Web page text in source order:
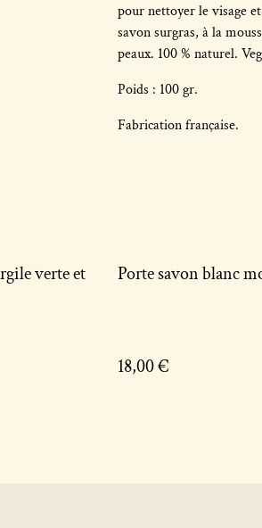
pour nettoyer le visage
savon surgras, à la
peaux. 100 % naturel.
Poids : 100 gr.
Fabrication française.
Porte savon blanc
18,00 €